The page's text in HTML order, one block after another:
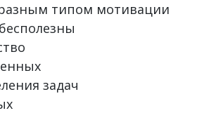
типом мотивации
задач